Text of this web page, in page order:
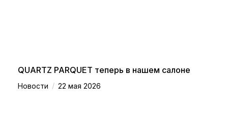
QUARTZ PARQUET теперь в нашем салоне
Новости / 22 мая 2026